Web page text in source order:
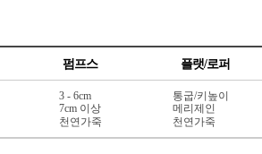
펌프스 플랫/로퍼
3 - 6cm
7cm 이상
천연가죽
통굽/키높이
메리제인
천연가죽